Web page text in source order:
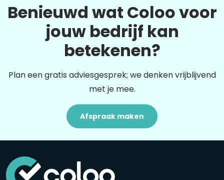
Benieuwd wat Coloo voor
jouw bedrijf kan
betekenen?
Plan een gratis adviesgesprek; we denken vrijblijvend
met je mee.
Afspraak maken